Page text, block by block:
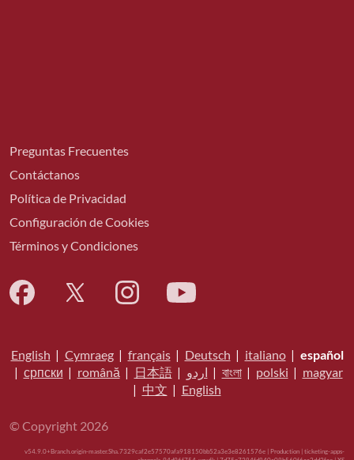
Preguntas Frecuentes
Contáctanos
Política de Privacidad
Configuración de Cookies
Términos y Condiciones
English | Cymraeg| français| Deutsch | italiano| español
| српски | română | 日本語| اردو | বাংলা| polski | magyar
| 中文 | English
© Copyright 2026
v54.9.0+Branch.origin-master.Sha.7329caf2e57570afa918150bb52a3e3e8261576e | Production | ticketing-apps-